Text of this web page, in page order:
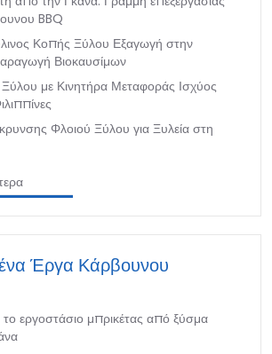
BBQ
Κοπής Ξύλου Εξαγωγή στην
Βιοκαυσίμων
με Κινητήρα Μεταφοράς Ισχύος
Φλοιού Ξύλου για Ξυλεία στη
Έργα Κάρβουνου
εργοστάσιο μπρικέτας από ξύσμα